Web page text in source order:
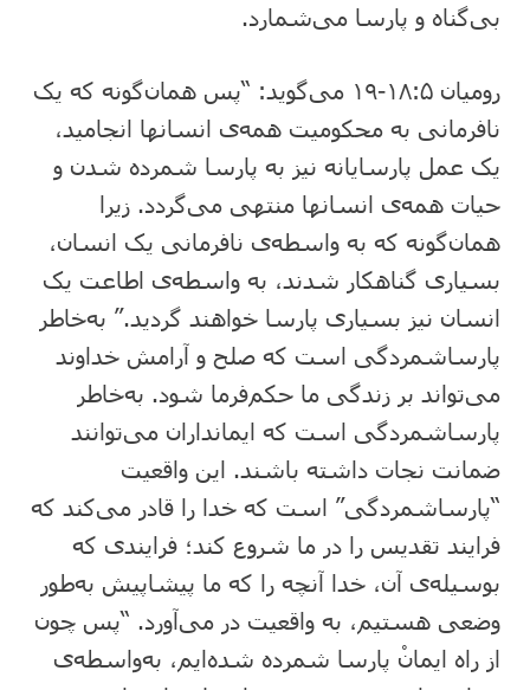
بی‌گناه و پارسا می‌شمارد.
رومیان ۱۸:۵-۱۹ می‌گوید: “پس همان‌گونه که یک
نافرمانی به محکومیت همه‌ی انسانها انجامید،
یک عمل پارسایانه نیز به پارسا شمرده شدن و
حیات همه‌ی انسانها منتهی می‌گردد. زیرا
همان‌گونه که به واسطه‌ی نافرمانی یک انسان،
بسیاری گناهکار شدند، به واسطه‌ی اطاعت یک
انسان نیز بسیاری پارسا خواهند گردید.” به‌خاطر
پارساشمردگی است که صلح و آرامش خداوند
می‌تواند بر زندگی ما حکم‌فرما شود. به‌خاطر
پارساشمردگی است که ایمانداران می‌توانند
ضمانت نجات داشته باشند. این واقعیت
“پارساشمردگی” است که خدا را قادر می‌کند که
فرایند تقدیس را در ما شروع کند؛ فرایندی که
بوسیله‌ی آن، خدا آنچه را که ما پیشاپیش به‌طور
وضعی هستیم، به واقعیت در می‌آورد. “پس چون
از راه ایمانْ پارسا شمرده شده‌ایم، به‌واسطه‌ی